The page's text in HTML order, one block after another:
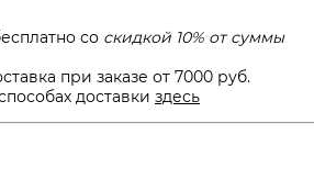
со скидкой 10% от суммы
при заказе от 7000 руб.
доставки здесь